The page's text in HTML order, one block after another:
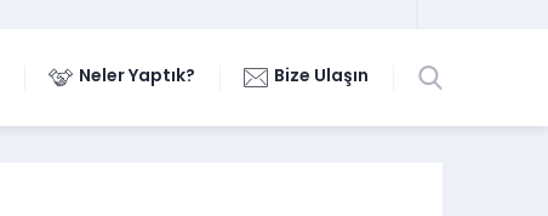
Neler Yaptık? Bize Ulaşın